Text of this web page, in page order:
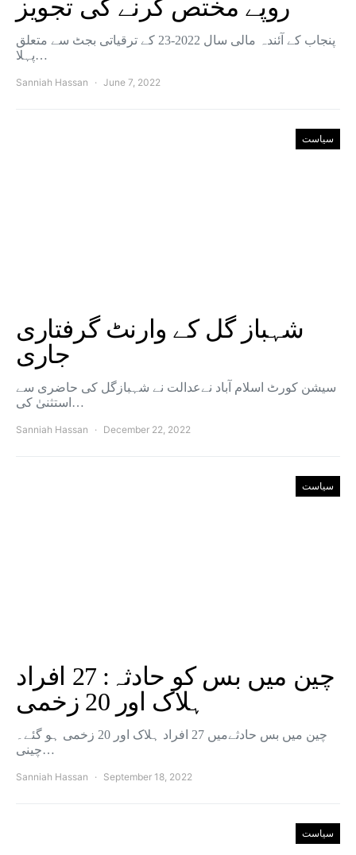
روپے مختص کرنے کی تجویز
پنجاب کے آئندہ مالی سال 2022-23 کے ترقیاتی بجٹ سے متعلق
پہلا…
Sanniah Hassan June 7, 2022
سیاست
شہباز گل کے وارنٹ گرفتاری
جاری
سیشن کورٹ اسلام آباد نےعدالت نے شہبازگل کی حاضری سے
استثنیٰ کی…
Sanniah Hassan December 22, 2022
سیاست
چین میں بس کو حادثہ: 27 افراد
ہلاک اور 20 زخمی
چین میں بس حادثےمیں 27 افراد ہلاک اور 20 زخمی ہو گئے۔
چینی…
Sanniah Hassan September 18, 2022
سیاست